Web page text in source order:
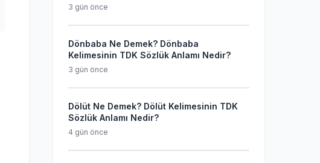
3 gün önce
Dönbaba Ne Demek? Dönbaba
Kelimesinin TDK Sözlük Anlamı Nedir?
3 gün önce
Dölüt Ne Demek? Dölüt Kelimesinin TDK
Sözlük Anlamı Nedir?
4 gün önce